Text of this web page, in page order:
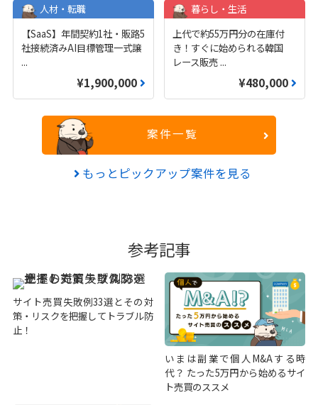
人材・転職
【SaaS】年間契約1社・販路5
社接続済みAI目標管理一式譲
...
¥1,900,000
暮らし・生活
上代で約55万円分の在庫付
き！すぐに始められる韓国
レース販売 ...
¥480,000
案件一覧
もっとピックアップ案件を見る
参考記事
サイト売買失敗例33選とその対
策・リスクを把握してトラブル防
止！
いまは副業で個人M&Aする時
代？ たった5万円から始めるサイ
ト売買のススメ